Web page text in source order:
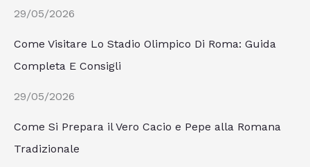
29/05/2026
Come Visitare Lo Stadio Olimpico Di Roma: Guida
Completa E Consigli
29/05/2026
Come Si Prepara il Vero Cacio e Pepe alla Romana
Tradizionale